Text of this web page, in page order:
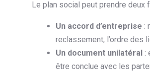
Le plan social peut prendre deux
Un accord d’entreprise :
reclassement, l’ordre des
Un document unilatéral :
être conclue avec les